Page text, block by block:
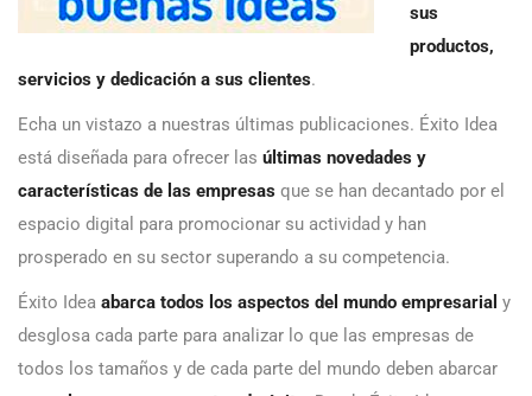
sus
productos,
servicios y dedicación a sus clientes.
Echa un vistazo a nuestras últimas publicaciones. Éxito Idea
está diseñada para ofrecer las últimas novedades y
características de las empresas que se han decantado por el
espacio digital para promocionar su actividad y han
prosperado en su sector superando a su competencia.
Éxito Idea abarca todos los aspectos del mundo empresarial y
desglosa cada parte para analizar lo que las empresas de
todos los tamaños y de cada parte del mundo deben abarcar